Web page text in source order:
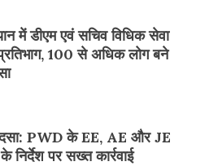
में डीएम एवं सचिव विधिक सेवा
100 से अधिक लोग बने
PWD के EE, AE और JE
निर्देश पर सख्त कार्रवाई